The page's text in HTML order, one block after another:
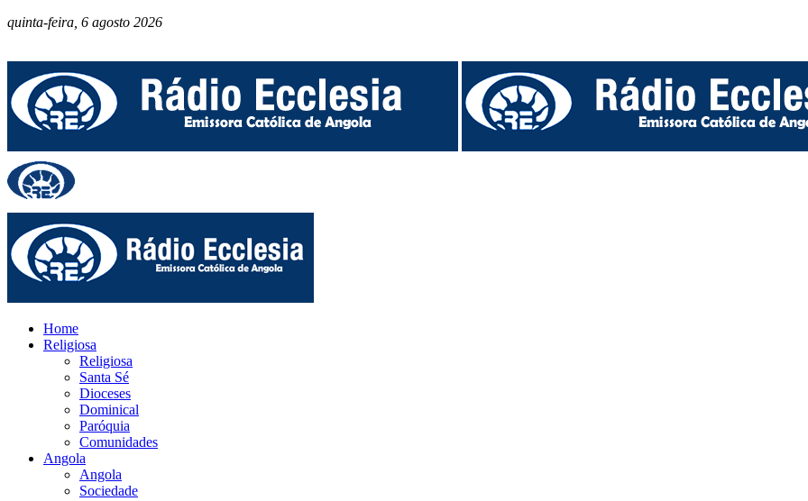
quinta-feira, 6 agosto 2026
Home
Religiosa
Religiosa
Santa Sé
Dioceses
Dominical
Paróquia
Comunidades
Angola
Angola
Sociedade